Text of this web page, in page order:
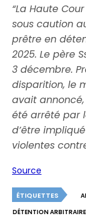
“La Haute
sous caution
prêtre en
2025.Le père
3 décembre.
disparition, le
avait
été arrêté par
d’être
violentes
Source
ÉTIQUETTES
DÉTENTION ARBITRAIRE